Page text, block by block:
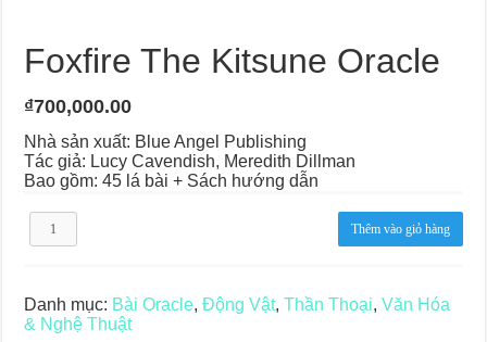
Foxfire The Kitsune Oracle
₫700,000.00
Nhà sản xuất: Blue Angel Publishing
Tác giả: Lucy Cavendish, Meredith Dillman
Bao gồm: 45 lá bài + Sách hướng dẫn
Foxfire
The
số
lượng
Thêm vào giỏ hàng
Danh mục: Bài Oracle,Động Vật,Thần Thoại,Văn Hóa
& Nghệ Thuật